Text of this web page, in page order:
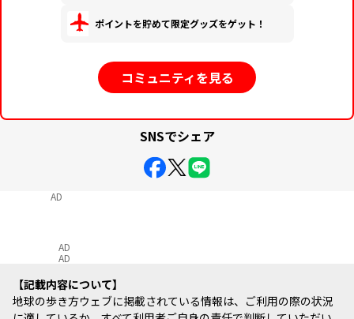
ポイントを貯めて限定グッズをゲット！
コミュニティを見る
SNSでシェア
AD
AD
AD
記載内容について
地球の歩き方ウェブに掲載されている情報は、ご利用の際の状況